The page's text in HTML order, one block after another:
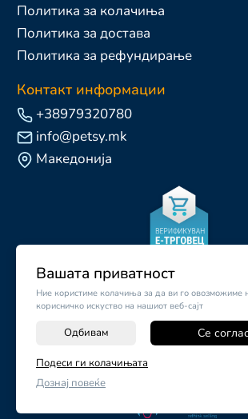
Вашата приватност
Ние користиме колачиња за да ви го овозможиме
корисничко искуство на нашиот веб-сајт
Одбивам Се
Подеси ги колачињата
Дознај повеќе
Политика за колачиња
Политика за достава
Политика за рефундирање
Контакт информации
+38979320780
info@petsy.mk
Македонија
©2026
Поставки за колачиња